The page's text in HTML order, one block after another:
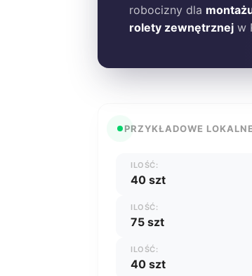
robocizny dla
rolety zewnętrznej w
PRZYKŁADOWE
ILOŚĆ:
40 szt
ILOŚĆ:
75 szt
ILOŚĆ:
40 szt